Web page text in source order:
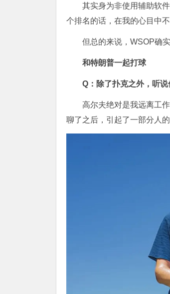
其实身为非使用辅助软
个排名的话，在我的心目中不
但总的来说，WSOP确
和特朗普一起打球
Q：除了扑克之外，听
高尔夫绝对是我远离工
聊了之后，引起了一部分人的